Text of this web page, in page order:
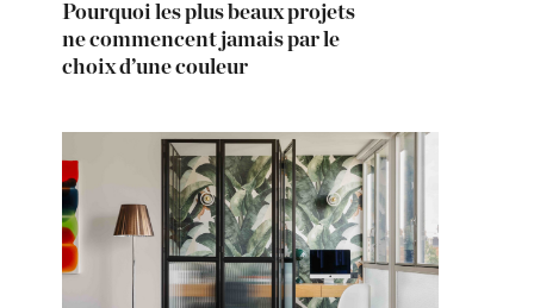
Pourquoi les plus beaux projets
ne commencent jamais par le
choix d’une couleur